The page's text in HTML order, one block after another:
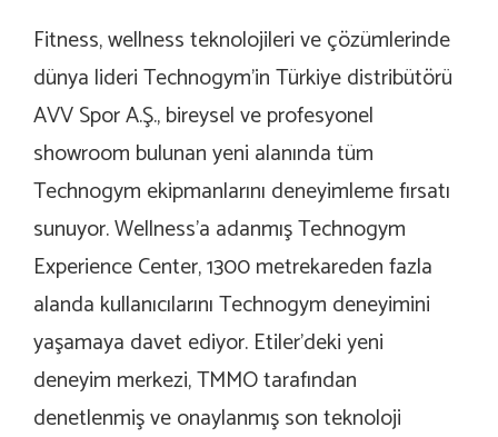
Fitness, wellness teknolojileri ve çözümlerinde
dünya lideri Technogym’in Türkiye distribütörü
AVV Spor A.Ş., bireysel ve profesyonel
showroom bulunan yeni alanında tüm
Technogym ekipmanlarını deneyimleme fırsatı
sunuyor. Wellness’a adanmış Technogym
Experience Center, 1300 metrekareden fazla
alanda kullanıcılarını Technogym deneyimini
yaşamaya davet ediyor. Etiler’deki yeni
deneyim merkezi, TMMO tarafından
denetlenmiş ve onaylanmış son teknoloji